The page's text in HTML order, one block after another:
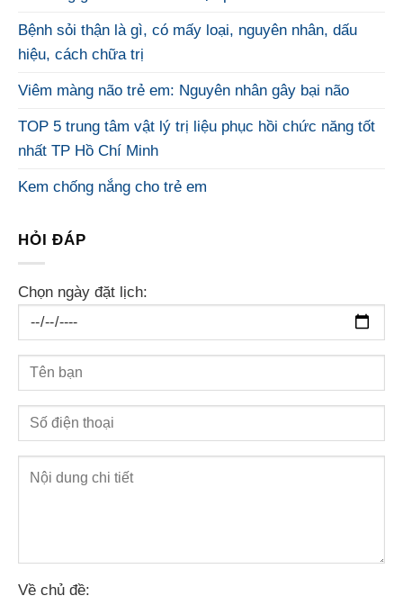
Bệnh sỏi thận là gì, có mấy loại, nguyên nhân, dấu
hiệu, cách chữa trị
Viêm màng não trẻ em: Nguyên nhân gây bại não
TOP 5 trung tâm vật lý trị liệu phục hồi chức năng tốt
nhất TP Hồ Chí Minh
Kem chống nắng cho trẻ em
HỎI ĐÁP
Chọn ngày đặt lịch:
Về chủ đề: